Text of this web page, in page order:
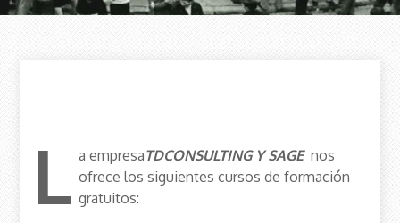
L a empresaTDCONSULTING Y SAGE nos
ofrece los siguientes cursos de formación
gratuitos: